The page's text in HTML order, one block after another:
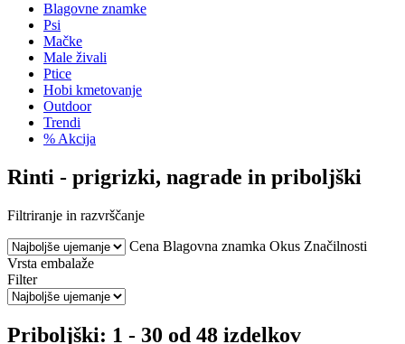
Blagovne znamke
Psi
Mačke
Male živali
Ptice
Hobi kmetovanje
Outdoor
Trendi
% Akcija
Rinti - prigrizki, nagrade in priboljški
Filtriranje in razvrščanje
Cena Blagovna znamka Okus Značilnosti
Vrsta embalaže
Filter
Priboljški: 1 - 30 od 48 izdelkov